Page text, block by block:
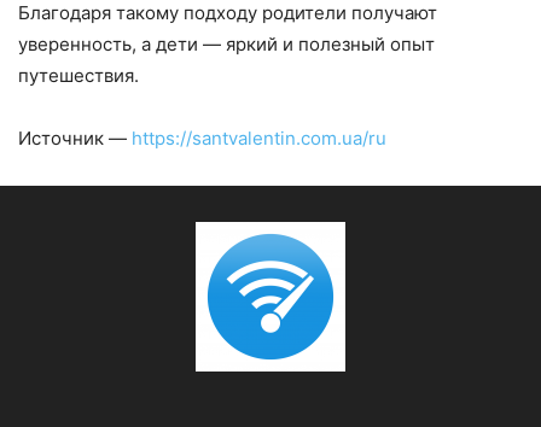
Благодаря такому подходу родители получают
уверенность, а дети — яркий и полезный опыт
путешествия.
Источник — https://santvalentin.com.ua/ru